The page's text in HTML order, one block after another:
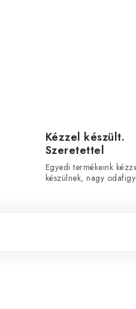
Kézzel készült.
Szeretettel
Egyedi termékeink
készülnek, nagy